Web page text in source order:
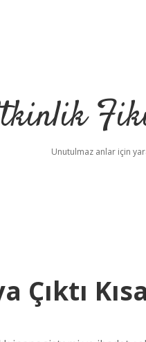
Unutulmaz anlar için
Çıktı